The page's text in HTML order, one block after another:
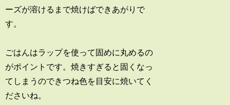
ーズが溶けるまで焼けばできあがりで
す。
ごはんはラップを使って固めに丸めるの
がポイントです。焼きすぎると固くなっ
てしまうのできつね色を目安に焼いてく
ださいね。